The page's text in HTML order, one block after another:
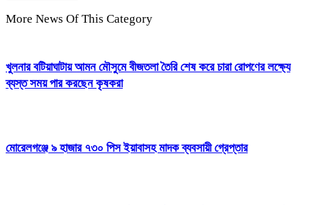
More News Of This Category
খুলনার বটিয়াঘাটায় আমন মৌসুমে বীজতলা তৈরি শেষ করে চারা রোপণের লক্ষ্যে
ব্যস্ত সময় পার করছেন কৃষকরা
মোরেলগঞ্জে ৯ হাজার ৭৩০ পিস ইয়াবাসহ মাদক ব্যবসায়ী গ্রেপ্তার